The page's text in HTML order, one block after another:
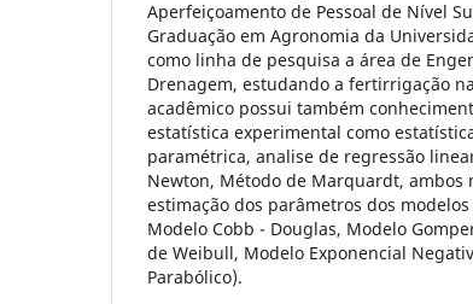
Aperfeiçoamento de Pessoal de Nível
Graduação em Agronomia da
como linha de pesquisa a área de
Drenagem, estudando a fertirrigação
acadêmico possui também
estatística experimental como
paramétrica, analise de regressão
Newton, Método de Marquardt, ambos
estimação dos parâmetros dos
Modelo Cobb - Douglas, Modelo
de Weibull, Modelo Exponencial
Parabólico).